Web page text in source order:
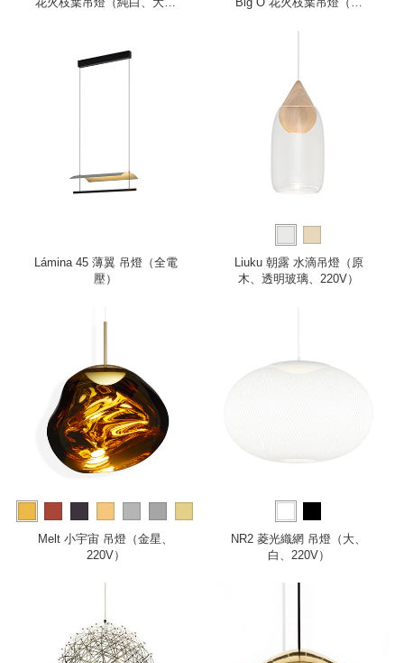
Lámina 45 薄翼 吊燈（全電
壓）
Liuku 朝露 水滴吊燈（原
木、透明玻璃、220V）
more
Melt 小宇宙 吊燈（金星、
220V）
NR2 菱光織網 吊燈（大、
白、220V）